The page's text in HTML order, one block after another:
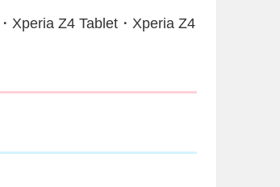
Xperia Z4 Tablet・Xperia Z4